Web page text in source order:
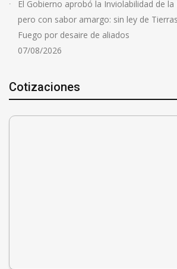
El Gobierno aprobó la Inviolabilidad de
pero con sabor amargo: sin ley de
Fuego por desaire de aliados
07/08/2026
Cotizaciones